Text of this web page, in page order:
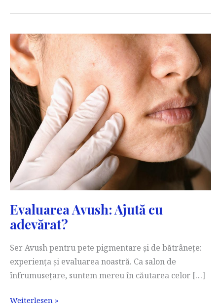
lac
unghii
Evaluarea Avush: Ajută cu
adevărat?
Ser Avush pentru pete pigmentare și de bătrânețe:
experiența și evaluarea noastră. Ca salon de
înfrumusețare, suntem mereu în căutarea celor […]
Evaluarea
Weiterlesen »